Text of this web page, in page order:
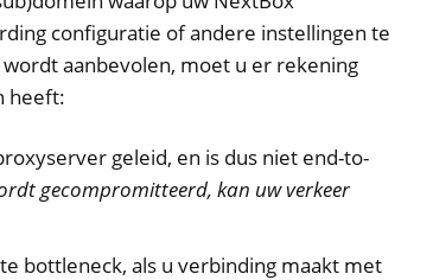
configuratie of andere instellingen te
aanbevolen, moet u er rekening
heeft:
geleid, en is dus niet end-to-
gecompromitteerd, kan uw verkeer
bottleneck, als u verbinding maakt met